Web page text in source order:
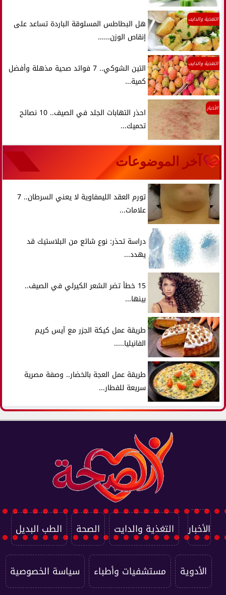
التغذية والدايت
هل البطاطس المسلوقة الباردة تساعد على
إنقاص الوزن......
التغذية والدايت
التين الشوكي.. 7 فوائد صحية مذهلة وأفضل
كمية...
الأخبار
احذر التهابات الجلد في الصيف.. 10 نصائح
تحميك...
آخر الموضوعات
تورم العقد الليمفاوية لا يعني السرطان.. 7
علامات...
دراسة تحذر: نوع شائع من البلاستيك قد
يهدد...
15 خطأ تضر الشعر الكيرلي في الصيف..
بينها...
طريقة عمل كيكة الجزر مع آيس كريم
الفانيليا.....
طريقة عمل العجة بالخضار.. وصفة مصرية
سريعة للفطار...
الأخبار التغذية والدايت الصحة الطب البديل
الأدوية مستشفيات وأطباء سياسة الخصوصية